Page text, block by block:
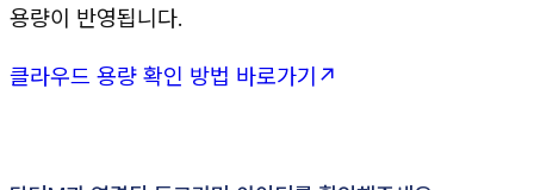
용량이 반영됩니다.
클라우드 용량 확인 방법 바로가기↗